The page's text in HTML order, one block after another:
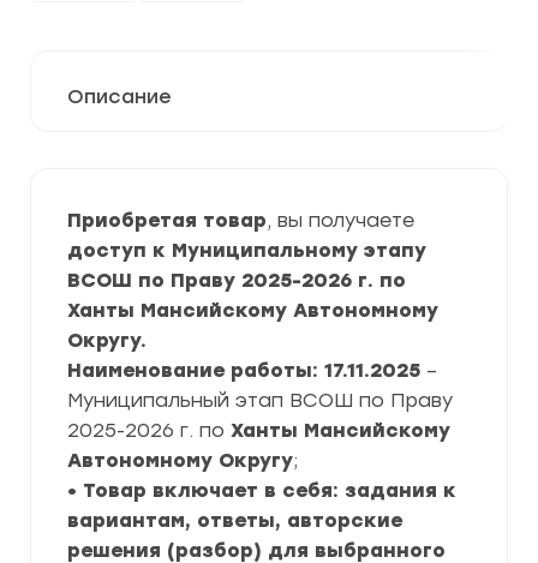
Описание
Приобретая товар, вы получаете
доступ к Муниципальному этапу
ВСОШ по Праву 2025-2026 г. по
Ханты Мансийскому Автономному
Округу.
Наименование работы: 17.11.2025 –
Муниципальный этап ВСОШ по Праву
2025-2026 г. по Ханты Мансийскому
Автономному Округу;
• Товар включает в себя: задания к
вариантам, ответы, авторские
решения (разбор) для выбранного